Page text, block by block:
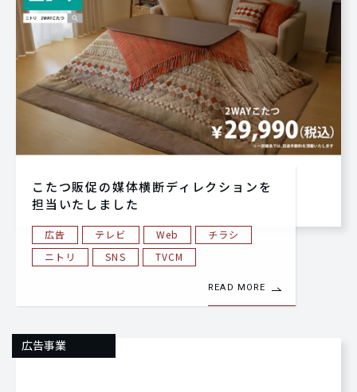
こたつ販促の媒体横断ディレクションを
担当いたしました
広告 テレビ Web
チラシ
ニトリ
SNS TVCM
READ MORE
広告事業